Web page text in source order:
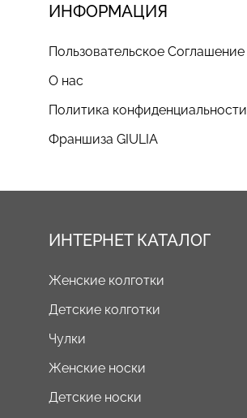
ИНФОРМАЦИЯ
Пользовательское Соглашение
О нас
Политика конфиденциальности
Франшиза GIULIA
ИНТЕРНЕТ КАТАЛОГ
Женские колготки
Детские колготки
Чулки
Женские носки
Детские носки